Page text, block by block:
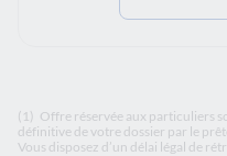
(1) Offre réservée aux particuliers
définitive de votre dossier par le
Vous disposez d’un délai légal de